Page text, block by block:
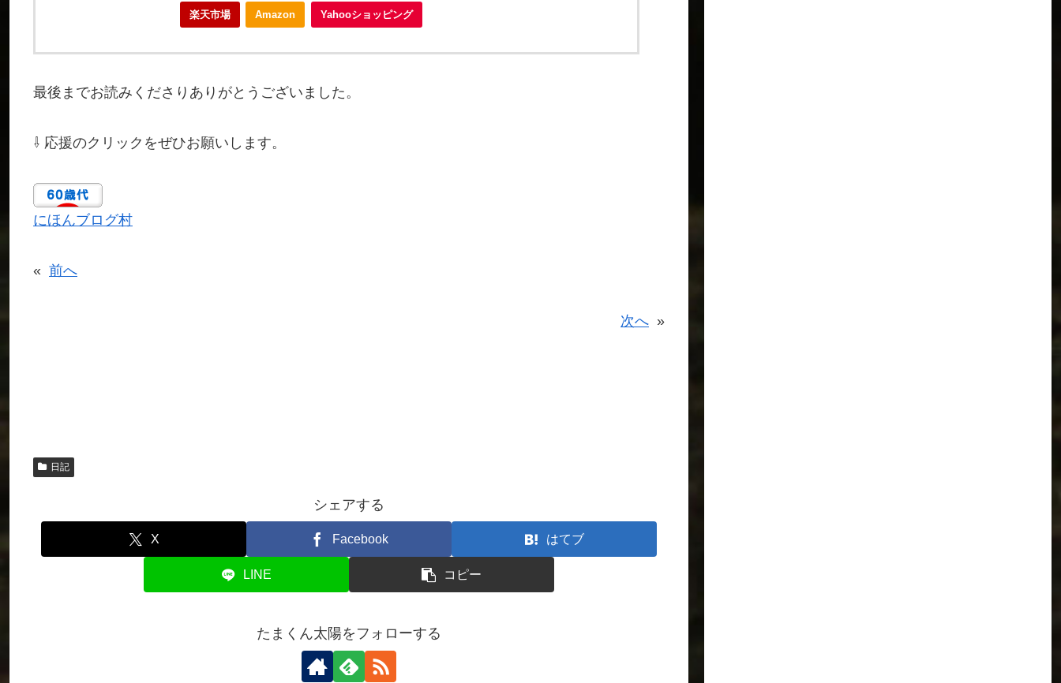
楽天市場 Amazon Yahooショッピング
最後までお読みくださりありがとうございました。
⇩ 応援のクリックをぜひお願いします。
にほんブログ村
« 前へ
次へ »
日記
シェアする
X Facebook はてブ
LINE コピー
たまくん太陽をフォローする